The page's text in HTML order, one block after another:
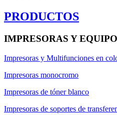
PRODUCTOS
IMPRESORAS Y
Impresoras y Multifunciones en
Impresoras monocromo
Impresoras de tóner blanco
Impresoras de soportes de